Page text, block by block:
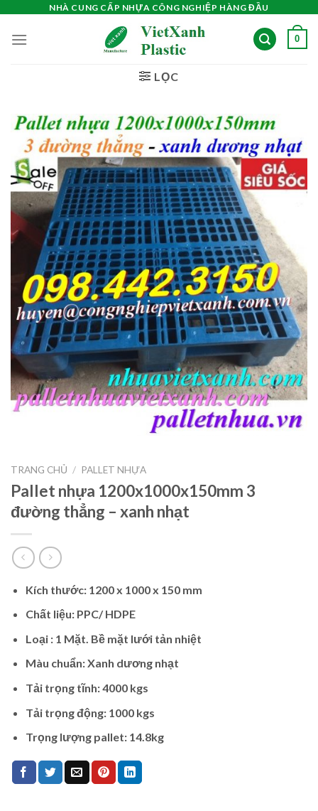
content
NHÀ CUNG CẤP NHỰA CÔNG NGHIỆP HÀNG ĐẦU
0
LỌC
TRANG CHỦ / PALLET NHỰA
Pallet nhựa 1200x1000x150mm 3
đường thẳng – xanh nhạt
Kích thước: 1200 x 1000 x 150 mm
Chất liệu: PPC/ HDPE
Loại : 1 Mặt. Bề mặt lưới tản nhiệt
Màu chuẩn: Xanh dương nhạt
Tải trọng tĩnh: 4000 kgs
Tải trọng động: 1000 kgs
Trọng lượng pallet: 14.8kg